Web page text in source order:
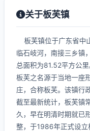
关于板芙镇
板芙镇位于广东省中
临石岐河，南接三乡镇
总面积为81.52平方公里
板芙之名源于当地一座
庄，合称板芙。该镇行
截至最新统计，板芙镇
久，早在明清时期就已
整，于1986年正式设立